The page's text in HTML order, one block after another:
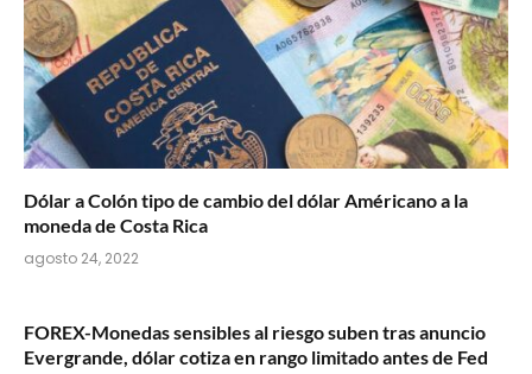
Dólar a Colón tipo de cambio del dólar Américano a la
moneda de Costa Rica
agosto 24, 2022
FOREX-Monedas sensibles al riesgo suben tras anuncio
Evergrande, dólar cotiza en rango limitado antes de Fed